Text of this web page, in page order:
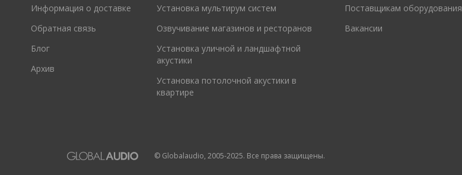
Информация о доставке
Обратная связь
Блог
Архив
Установка мультирум систем
Озвучивание магазинов и ресторанов
Установка уличной и ландшафтной
акустики
Установка потолочной акустики в
квартире
Поставщикам оборудования
Вакансии
© Globalaudio, 2005-2025. Все права защищены.